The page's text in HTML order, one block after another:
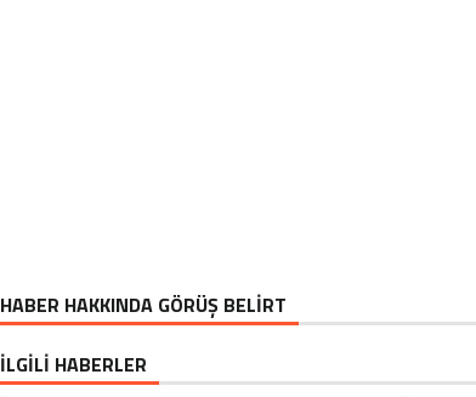
HABER HAKKINDA GÖRÜŞ BELİRT
İLGİLİ HABERLER